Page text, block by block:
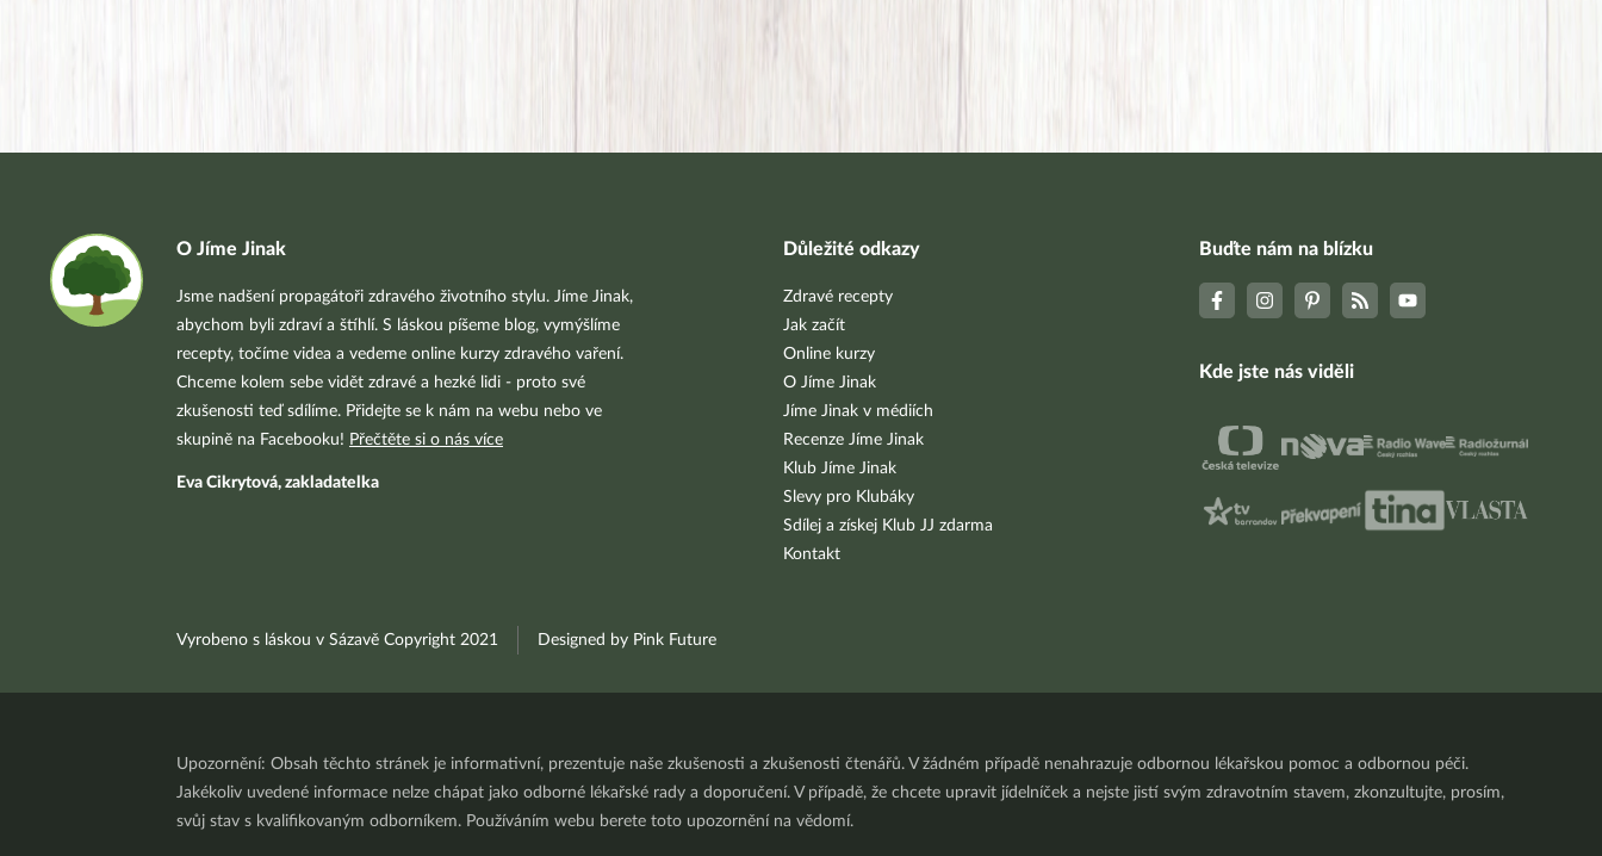
O Jíme Jinak
Jsme nadšení propagátoři zdravého životního stylu. Jíme Jinak,
abychom byli zdraví a štíhlí. S láskou píšeme blog, vymýšlíme
recepty, točíme videa a vedeme online kurzy zdravého vaření.
Chceme kolem sebe vidět zdravé a hezké lidi - proto své
zkušenosti teď sdílíme. Přidejte se k nám na webu nebo ve
skupině na Facebooku! Přečtěte si o nás více
Eva Cikrytová, zakladatelka
Důležité odkazy
Zdravé recepty
Jak začít
Online kurzy
O Jíme Jinak
Jíme Jinak v médiích
Recenze Jíme Jinak
Klub Jíme Jinak
Slevy pro Klubáky
Sdílej a získej Klub JJ zdarma
Kontakt
Buďte nám na blízku
Kde jste nás viděli
Vyrobeno s láskou v Sázavě Copyright 2021 Designed by Pink Future
Upozornění: Obsah těchto stránek je informativní, prezentuje naše zkušenosti a zkušenosti čtenářů. V žádném případě nenahrazuje odbornou lékařskou pomoc a odbornou péči.
Jakékoliv uvedené informace nelze chápat jako odborné lékařské rady a doporučení. V případě, že chcete upravit jídelníček a nejste jistí svým zdravotním stavem, zkonzultujte, prosím,
svůj stav s kvalifikovaným odborníkem. Používáním webu berete toto upozornění na vědomí.